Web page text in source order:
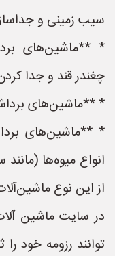
سیب زمینی و
* **ماشین‌های
چغندر قند و جدا
* **ماشین‌های
* **ماشین‌های
انواع میوه‌ها
از این نوع
در سایت ماشین
توانند رزومه خود